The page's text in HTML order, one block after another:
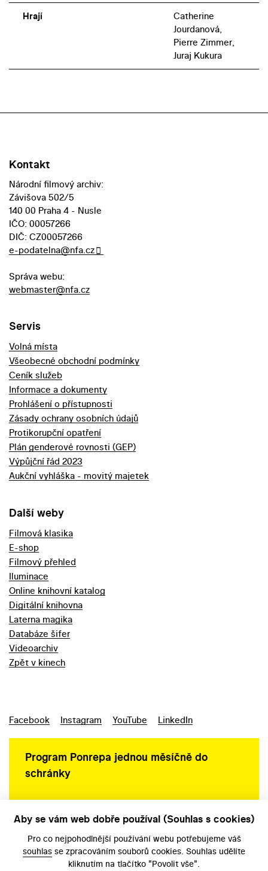
Hrají
Catherine
Jourdanová,
Pierre Zimmer,
Juraj Kukura
Kontakt
Národní filmový archiv:
Závišova 502/5
140 00 Praha 4 - Nusle
IČO: 00057266
DIČ: CZ00057266
e-podatelna@nfa.cz
Správa webu:
webmaster@nfa.cz
Servis
Volná místa
Všeobecné obchodní podmínky
Ceník služeb
Informace a dokumenty
Prohlášení o přístupnosti
Zásady ochrany osobních údajů
Protikorupční opatření
Plán genderové rovnosti (GEP)
Výpůjční řád 2023
Aukční vyhláška - movitý majetek
Další weby
Filmová klasika
E-shop
Filmový přehled
Iluminace
Online knihovní katalog
Digitální knihovna
Laterna magika
Databáze šifer
Videoarchiv
Zpět v kinech
Facebook Instagram YouTube LinkedIn
Program Ponrepa jednou měsíčně do
schránky
Aby se vám web dobře používal (Souhlas s cookies)
Pro co nejpohodlnější používání webu potřebujeme váš
souhlas se zpracováním souborů cookies. Souhlas udělíte
kliknutím na tlačítko "Povolit vše".